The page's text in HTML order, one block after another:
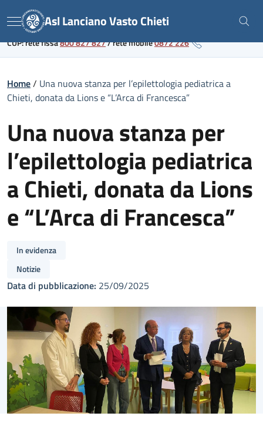
to
content
Link al portale sanitario regionale
Menu Asl Lanciano Vasto Chieti
CUP: rete fissa800 827 827/rete mobile0872 226
Home/ Una nuova stanza per l’epilettologia pediatrica a
Chieti, donata da Lions e “L’Arca di Francesca”
Una nuova stanza per
l’epilettologia pediatrica
a Chieti, donata da Lions
e “L’Arca di Francesca”
In evidenza
Notizie
Data di pubblicazione: 25/09/2025